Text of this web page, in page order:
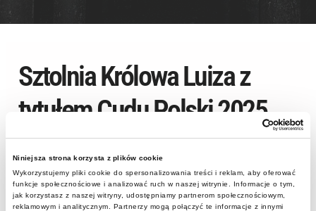
Niniejsza strona korzysta z plików cookie
Wykorzystujemy pliki cookie do spersonalizowania treści i reklam, aby oferować
funkcje społecznościowe i analizować ruch w naszej witrynie. Informacje o tym,
jak korzystasz z naszej witryny, udostępniamy partnerom społecznościowym,
reklamowym i analitycznym. Partnerzy mogą połączyć te informacje z innymi
Sztolnia Królowa Luiza z
tytułem Cudu Polski 2025
Zakończył się plebiscytCuda Polski 2025
święto podróży, odkryć i niezwykłych miejsc!